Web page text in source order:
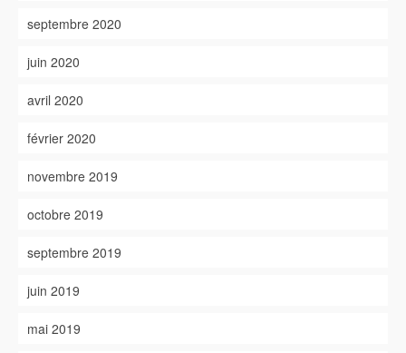
septembre 2020
juin 2020
avril 2020
février 2020
novembre 2019
octobre 2019
septembre 2019
juin 2019
mai 2019